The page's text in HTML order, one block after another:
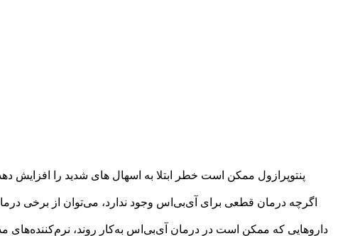
پنتوپرازول ممکن است خطر ابتلا به اسهال های شدید را افزایش
اگرچه درمان قطعی برای آی‌بی‌اس وجود ندارد، می‌توان از برخی
داروهایی که ممکن است در درمان آی‌بی‌اس به‌کار روند، نرم‌کننده‌های